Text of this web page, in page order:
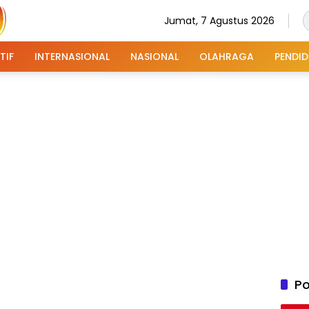
Jumat, 7 Agustus 2026
INTERNASIONAL NASIONAL OLAHRAGA